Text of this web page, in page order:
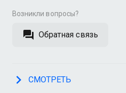
Возникли вопросы?
Обратная связь
СМОТРЕТЬ